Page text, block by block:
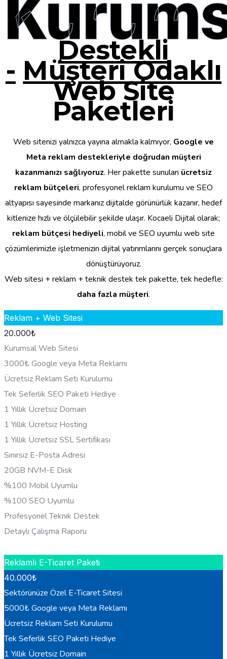
Destekli
- Müşteri Odaklı
Web Site
Paketleri
Web sitenizi yalnızca yayına almakla kalmıyor, Google ve
Meta reklam destekleriyle doğrudan müşteri
kazanmanızı sağlıyoruz. Her pakette sunulan ücretsiz
reklam bütçeleri, profesyonel reklam kurulumu ve SEO
altyapısı sayesinde markanız dijitalde görünürlük kazanır, hedef
kitlenize hızlı ve ölçülebilir şekilde ulaşır. Kocaeli Dijital olarak;
reklam bütçesi hediyeli, mobil ve SEO uyumlu web site
çözümlerimizle işletmenizin dijital yatırımlarını gerçek sonuçlara
dönüştürüyoruz.
Web sitesi + reklam + teknik destek tek pakette, tek hedefle:
daha fazla müşteri.
Reklam + Web Sitesi
20.000₺
Kurumsal Web Sitesi
3000₺ Google veya Meta Reklamı
Ücretsiz Reklam Seti Kurulumu
Tek Seferlik SEO Paketi Hediye
1 Yıllık Ücretsiz Domain
1 Yıllık Ücretsiz Hosting
1 Yıllık Ücretsiz SSL Sertifikası
Sınırsız E-Posta Adresi
20GB NVM-E Disk
%100 Mobil Uyumlu
%100 SEO Uyumlu
Profesyonel Teknik Destek
Detaylı Çalışma Raporu
Reklamlı E-Ticaret Paketi
40.000₺
Sektörünüze Özel E-Ticaret Sitesi
5000₺ Google veya Meta Reklamı
Ücretsiz Reklam Seti Kurulumu
Tek Seferlik SEO Paketi Hediye
1 Yıllık Ücretsiz Domain